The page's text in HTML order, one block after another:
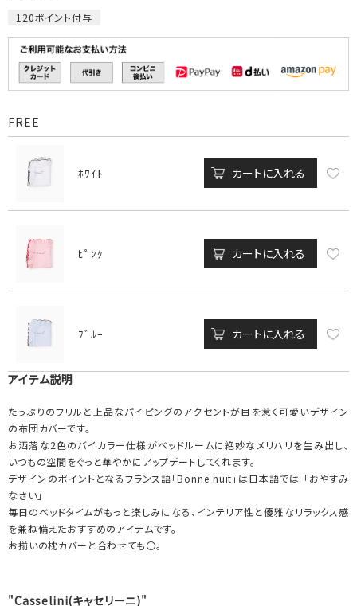
120ポイント付与
FREE
ﾎﾜｲﾄ カートに入れる
ﾋﾟﾝｸ カートに入れる
ﾌﾞﾙｰ カートに入れる
アイテム説明
たっぷりのフリルと上品なパイピングのアクセントが目を惹く可愛いデザイン
の布団カバーです。
お洒落な2色のバイカラー仕様がベッドルームに絶妙なメリハリを生み出し、
いつもの空間をぐっと華やかにアップデートしてくれます。
デザインのポイントとなるフランス語「Bonne nuit」は日本語では 「おやすみ
なさい」
毎日のベッドタイムがもっと楽しみになる、インテリア性と優雅なリラックス感
を兼ね備えたおすすめのアイテムです。
お揃いの枕カバーと合わせても〇。
"Casselini(キャセリーニ)"